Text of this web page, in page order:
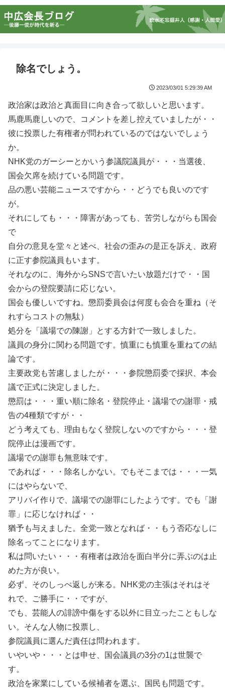
除名でしょう。
2023/03/01 5:29:39 AM
政治家は政治と真面目に向き合って欲しいと思います。
馬鹿馬鹿しいので、コメントを差し控えていましたが・・
彼に投票した有権者が問われているのではないでしょう
か。
NHK党のガーシーとかいう参議院議員が・・・当選後、
国会欠席を続けている問題です。
品の悪い芸能ニュースですから・・どうでも良いのです
が。
それにしても・・・障害があっても、苦労しながらも国会
で
自分の意見を堂々と述べ、社会の歪みの是正を訴え、政府
に正す参院議員もいます。
それなのに、海外からSNSで言いたい放題だけで・・国
会からの登院要請に応じない。
国会も優しいですね。懲罰委員会は何度も会合を重ね（そ
れすらコストの無駄）
処分を「議場での陳謝」とする方針で一致しました。
議員の身分に関わる問題です。慎重にも慎重を重ねての結
論です。
主要政党も苦慮しましたが・・・参院懲罰委で採択、本会
議で正式に決定しました。
懲罰は・・・重い順に除名・登院停止・議場での謝罪・戒
告の4種類ですが・・
どう考えても、理由もなく登院しないのですから・・・登
院停止は漫画です。
議場での謝罪も無意味です。
であれば・・・除名しかない。でもそこまでは・・・一気
にはやらないで、
アリバイ作りで、議場での謝罪にしたようです。でも「謝
罪」に応じなければ・・
猶予も与えました。全党一致となれば・・もう否応なしに
除名ってことになります。
私は問いたい・・・有権者は政治を面白半分に弄ぶのは止
めた方が良い。
必ず、そのしっぺ返しが来る。NHK党の主張はそれはそ
れで、ご勝手に・・ですが、
でも、芸能人の誹謗中傷をする以外に目立ったこともしな
い。そんな人物に投票し、
参院議員に選んだ責任は問われます。
いやいや・・・とは申せ、国会議員の3分の1は世襲で
す。
政治を家業にしている候補者を選ぶ、国民も問題です。